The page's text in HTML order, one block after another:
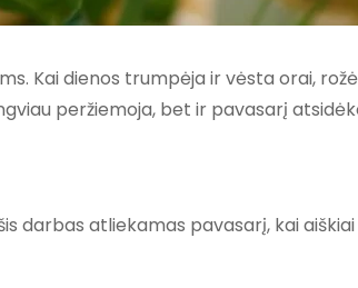
Kai dienos trumpėja ir vėsta orai,
peržiemoja, bet ir pavasarį
darbas atliekamas pavasarį, kai